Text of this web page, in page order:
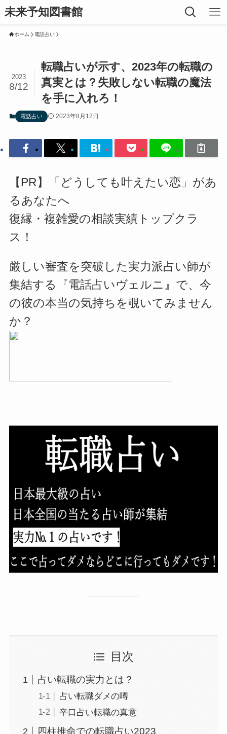
未来予知図書館
ホーム 電話占い
転職占いが示す、2023年の転職の
真実とは？失敗しない転職の魔法
を手に入れろ！
2023
8/12
電話占い 2023年8月12日
【PR】「どうしても叶えたい恋」があ
るあなたへ
復縁・複雑愛の相談実績トップクラ
ス！
厳しい審査を突破した実力派占い師が
集結する『電話占いヴェルニ』で、今
の彼の本当の気持ちを覗いてみません
か？
目次
占い転職の実力とは？
占い転職ダメの噂
辛口占い転職の真意
四柱推命での転職占い2023